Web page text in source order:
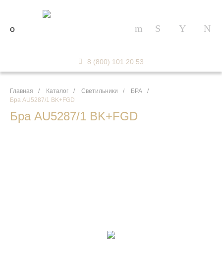
8 (800) 101 20 53
Главная / Каталог / Светильники / БРА
/
Бра AU5287/1 BK+FGD
Бра AU5287/1 BK+FGD